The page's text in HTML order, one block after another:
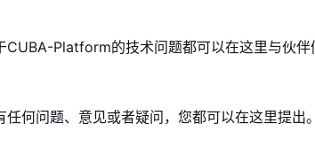
CUBA-Platform的技术问题都可以在这里与伙伴
任何问题、意见或者疑问，您都可以在这里提出。